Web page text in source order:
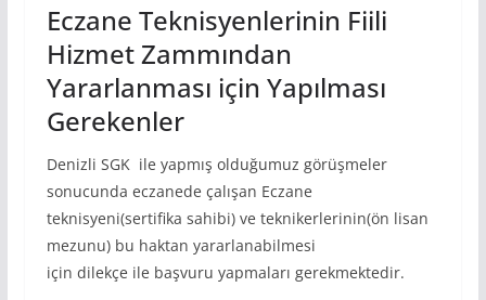
Eczane Teknisyenlerinin Fiili
Hizmet Zammından
Yararlanması için Yapılması
Gerekenler
Denizli SGK ile yapmış olduğumuz görüşmeler
sonucunda eczanede çalışan Eczane
teknisyeni(sertifika sahibi) ve teknikerlerinin(ön lisan
mezunu) bu haktan yararlanabilmesi
için dilekçe ile başvuru yapmaları gerekmektedir.